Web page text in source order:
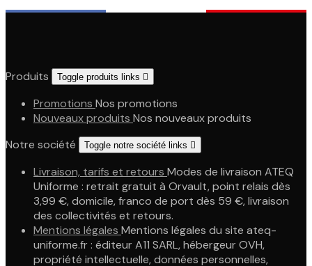
Produits Toggle produits links 
Promotions Nos promotions
Nouveaux produits Nos nouveaux produits
Notre société
Toggle notre société links 
Livraison, tarifs et retours Modes de livraison ATEQ
Uniforme : retrait gratuit à Orvault, point relais dès
3,99 €, domicile, franco de port dès 59 €, livraison
des collectivités et retours.
Mentions légales Mentions légales du site ateq-
uniforme.fr : éditeur A11 SARL, hébergeur OVH,
propriété intellectuelle, données personnelles,